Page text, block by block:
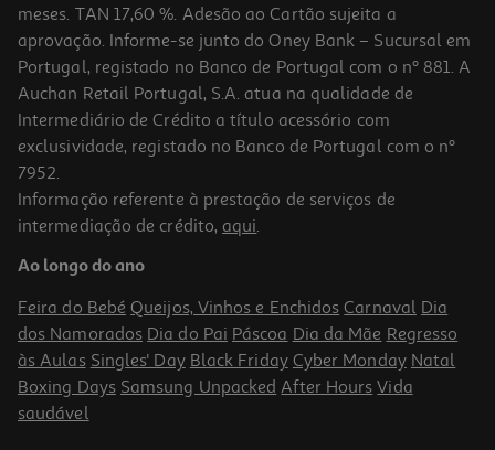
Bebida Isotónica Vitamin Well Reload Lima Limão 500ml(sdr)
3.56 €/Lt
1,78 €
+0,10 € Depósito
meses. TAN 17,60 %. Adesão ao Cartão sujeita a
aprovação. Informe-se junto do Oney Bank – Sucursal em
Portugal, registado no Banco de Portugal com o nº 881. A
Auchan Retail Portugal, S.A. atua na qualidade de
Intermediário de Crédito a título acessório com
exclusividade, registado no Banco de Portugal com o nº
7952.
Informação referente à prestação de serviços de
intermediação de crédito, aqui.
Ao longo do ano
Feira do Bebé Queijos, Vinhos e Enchidos Carnaval Dia
dos Namorados Dia do Pai Páscoa Dia da Mãe Regresso
às Aulas Singles' Day Black Friday Cyber Monday Natal
Boxing Days Samsung Unpacked After Hours Vida
saudável